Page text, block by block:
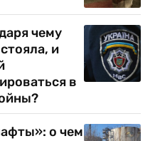
чему
и
в
о чем